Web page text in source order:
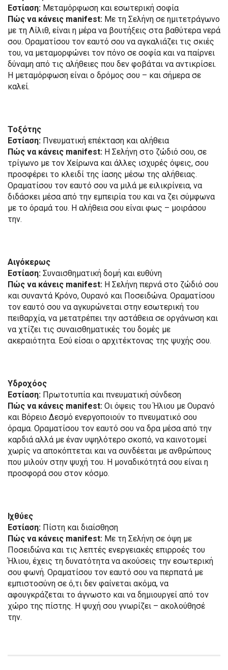
Εστίαση: Μεταμόρφωση και εσωτερική σοφία
Πώς να κάνεις manifest: Με τη Σελήνη σε ημιτετράγωνο
με τη Λίλιθ, είναι η μέρα να βουτήξεις στα βαθύτερα νερά
σου. Οραματίσου τον εαυτό σου να αγκαλιάζει τις σκιές
του, να μεταμορφώνει τον πόνο σε σοφία και να παίρνει
δύναμη από τις αλήθειες που δεν φοβάται να αντικρίσει.
Η μεταμόρφωση είναι ο δρόμος σου – και σήμερα σε
καλεί.
Τοξότης
Εστίαση: Πνευματική επέκταση και αλήθεια
Πώς να κάνεις manifest: Η Σελήνη στο ζώδιό σου, σε
τρίγωνο με τον Χείρωνα και άλλες ισχυρές όψεις, σου
προσφέρει το κλειδί της ίασης μέσω της αλήθειας.
Οραματίσου τον εαυτό σου να μιλά με ειλικρίνεια, να
διδάσκει μέσα από την εμπειρία του και να ζει σύμφωνα
με το όραμά του. Η αλήθεια σου είναι φως – μοιράσου
την.
Αιγόκερως
Εστίαση: Συναισθηματική δομή και ευθύνη
Πώς να κάνεις manifest: Η Σελήνη περνά στο ζώδιό σου
και συναντά Κρόνο, Ουρανό και Ποσειδώνα. Οραματίσου
τον εαυτό σου να αγκυρώνεται στην εσωτερική του
πειθαρχία, να μετατρέπει την αστάθεια σε οργάνωση και
να χτίζει τις συναισθηματικές του δομές με
ακεραιότητα. Εσύ είσαι ο αρχιτέκτονας της ψυχής σου.
Υδροχόος
Εστίαση: Πρωτοτυπία και πνευματική σύνδεση
Πώς να κάνεις manifest: Οι όψεις του Ήλιου με Ουρανό
και Βόρειο Δεσμό ενεργοποιούν το πνευματικό σου
όραμα. Οραματίσου τον εαυτό σου να δρα μέσα από την
καρδιά αλλά με έναν υψηλότερο σκοπό, να καινοτομεί
χωρίς να αποκόπτεται και να συνδέεται με ανθρώπους
που μιλούν στην ψυχή του. Η μοναδικότητά σου είναι η
προσφορά σου στον κόσμο.
Ιχθύες
Εστίαση: Πίστη και διαίσθηση
Πώς να κάνεις manifest: Με τη Σελήνη σε όψη με
Ποσειδώνα και τις λεπτές ενεργειακές επιρροές του
Ήλιου, έχεις τη δυνατότητα να ακούσεις την εσωτερική
σου φωνή. Οραματίσου τον εαυτό σου να περπατά με
εμπιστοσύνη σε ό,τι δεν φαίνεται ακόμα, να
αφουγκράζεται το άγνωστο και να δημιουργεί από τον
χώρο της πίστης. Η ψυχή σου γνωρίζει – ακολούθησέ
την.